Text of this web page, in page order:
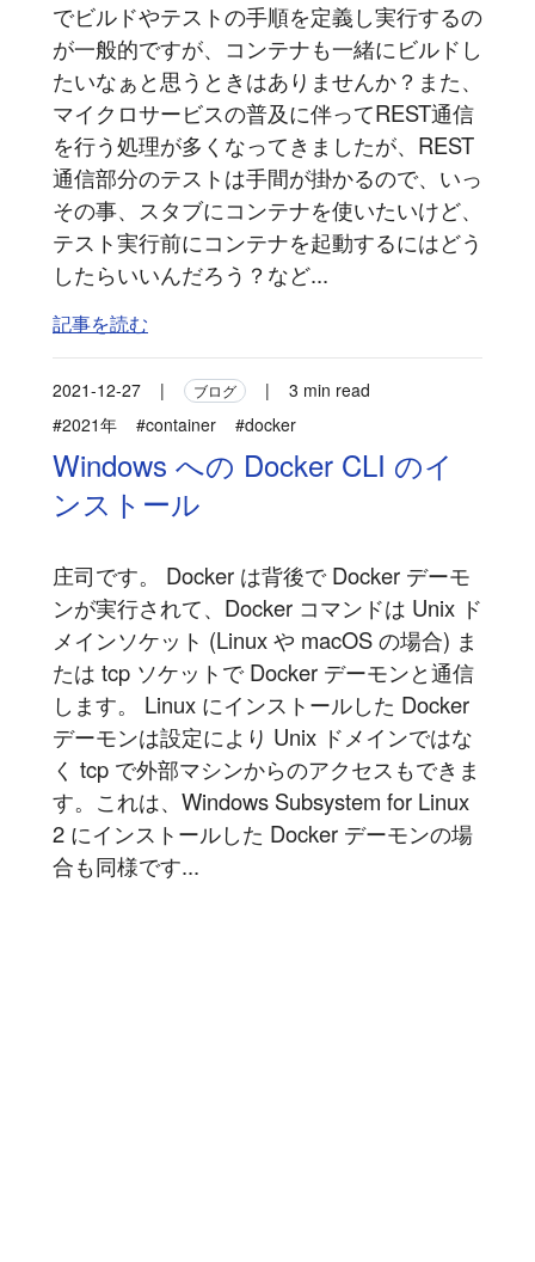
でビルドやテストの手順を定義し実行するの
が一般的ですが、コンテナも一緒にビルドし
たいなぁと思うときはありませんか？また、
マイクロサービスの普及に伴ってREST通信
を行う処理が多くなってきましたが、REST
通信部分のテストは手間が掛かるので、いっ
その事、スタブにコンテナを使いたいけど、
テスト実行前にコンテナを起動するにはどう
したらいいんだろう？など...
記事を読む
2021-12-27 | ブログ |
3 min read
#2021年
#container #docker
Windows への Docker CLI のイ
ンストール
庄司です。 Docker は背後で Docker デーモ
ンが実行されて、Docker コマンドは Unix ド
メインソケット (Linux や macOS の場合) ま
たは tcp ソケットで Docker デーモンと通信
します。 Linux にインストールした Docker
デーモンは設定により Unix ドメインではな
く tcp で外部マシンからのアクセスもできま
す。これは、Windows Subsystem for Linux
2 にインストールした Docker デーモンの場
合も同様です...